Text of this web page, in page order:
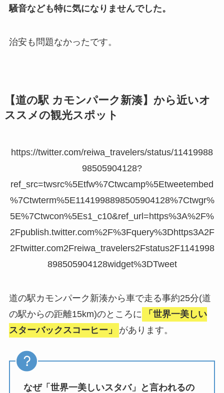
騒音なども特に気になりませんでした。
治安も問題なかったです。
【道の駅 カモンパーク新湊】から近いオ
ススメの観光スポット
https://twitter.com/reiwa_travelers/status/11419988
98505904128?
ref_src=twsrc%5Etfw%7Ctwcamp%5Etweetembed
%7Ctwterm%5E1141998898505904128%7Ctwgr%
5E%7Ctwcon%5Es1_c10&ref_url=https%3A%2F%
2Fpublish.twitter.com%2F%3Fquery%3Dhttps3A2F
2Ftwitter.com2Freiwa_travelers2Fstatus2F1141998
898505904128widget%3DTweet
道の駅カモンパーク新湊から車で走る事約25分(道
の駅からの距離15km)のところに
「世界一美しい
スターバックスコーヒー」
があります。
なぜ「世界一美しいスタバ」と言われるの